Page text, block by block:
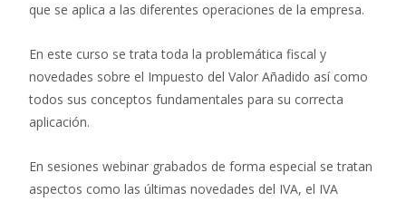
que se aplica a las diferentes operaciones de la empresa.
En este curso se trata toda la problemática fiscal y
novedades sobre el Impuesto del Valor Añadido así como
todos sus conceptos fundamentales para su correcta
aplicación.
En sesiones webinar grabados de forma especial se tratan
aspectos como las últimas novedades del IVA, el IVA